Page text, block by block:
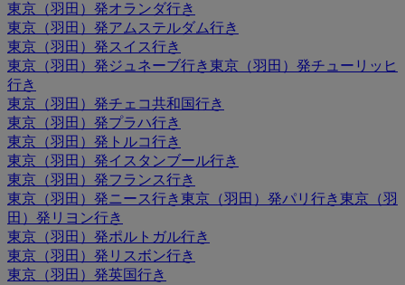
東京（羽田）発オランダ行き
東京（羽田）発アムステルダム行き
東京（羽田）発スイス行き
東京（羽田）発ジュネーブ行き東京（羽田）発チューリッヒ
行き
東京（羽田）発チェコ共和国行き
東京（羽田）発プラハ行き
東京（羽田）発トルコ行き
東京（羽田）発イスタンブール行き
東京（羽田）発フランス行き
東京（羽田）発ニース行き東京（羽田）発パリ行き東京（羽
田）発リヨン行き
東京（羽田）発ポルトガル行き
東京（羽田）発リスボン行き
東京（羽田）発英国行き